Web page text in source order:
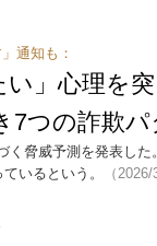
通知も：
い」心理を
7つの詐欺
く脅威予測を発表し
いるという。
（